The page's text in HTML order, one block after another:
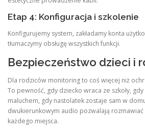
Etap 4: Konfiguracja i szkolenie
Konfigurujemy system, zakładamy konta
tłumaczymy obsługę wszystkich funkcji.
Bezpieczeństwo dzieci i
Dla rodziców monitoring to coś więcej niż
To pewność, gdy dziecko wraca ze szkoły,
maluchem, gdy nastolatek zostaje sam w
dwukierunkowym audio pozwalają
każdego miejsca.